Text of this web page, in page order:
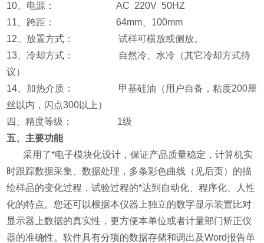
10、电源： AC 220V 50HZ
11、跨距： 64mm、100mm
12、放置方式： 试样可横放或侧放。
13、冷却方式： 自然冷、水冷（其它冷却方式待
议）
14、加热介质： 甲基硅油（用户自备，粘度200厘
丝以内，闪点300以上）
四、精度等级： 1级
五、主要功能
采用了*电子模块化设计，保证产品质量稳定，计算机实
时跟踪数据采集、数据处理，多条彩色曲线（见后页）的描
绘样品的变化过程，试验过程的*达到自动化、程序化、人性
化的特点。您还可以根据本仪器上独立的数字显示装置比对
显示器上数据的真实性，更方便本单位或者计量部门矫正仪
器的准确性。软件具有分项的数据存储和调出及Word报告单